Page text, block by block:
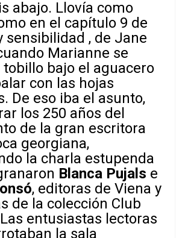
abajo. Llovía como
en el capítulo 9 de
sensibilidad , de Jane
Marianne se
bajo el aguacero
con las hojas
De eso iba el asunto,
los 250 años del
de la gran escritora
georgiana,
la charla estupenda
Blanca Pujals e
, editoras de Viena y
de la colección Club
entusiastas lectoras
la sala